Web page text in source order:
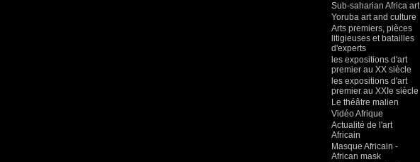
Sub-saharian Africa art
Yoruba art and culture
Arts premiers, pièces
litigieuses et batailles
d'experts
les expositions d'art
premier au XX siècle
les expositions d'art
premier au XXIe siècle
Le théâtre malien
Vidéo Afrique
Actualité de l'art
Africain
Masque Africain -
African mask